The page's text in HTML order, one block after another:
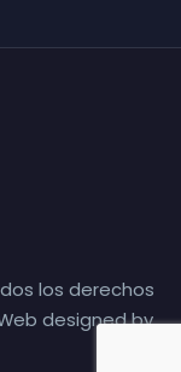
los derechos
designed by